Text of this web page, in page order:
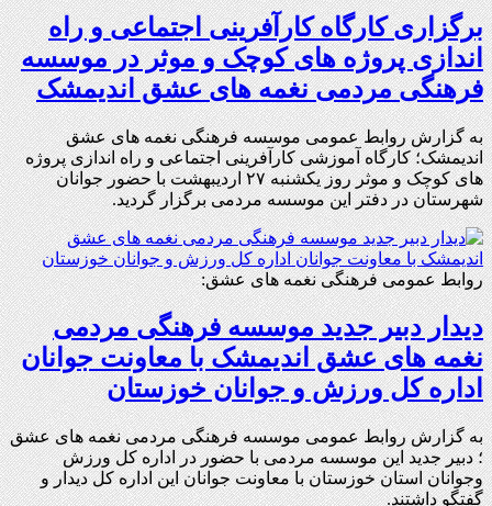
برگزاری کارگاه کارآفرینی اجتماعی و راه
اندازی پروژه های کوچک و موثر در موسسه
فرهنگی مردمی نغمه های عشق اندیمشک
به گزارش روابط عمومی موسسه فرهنگی نغمه های عشق
اندیمشک؛ کارگاه آموزشی کارآفرینی اجتماعی و راه اندازی پروژه
های کوچک و موثر روز یکشنبه ۲۷ اردیبهشت با حضور جوانان
شهرستان در دفتر این موسسه مردمی برگزار گردید.
روابط عمومی فرهنگی نغمه های عشق:
دیدار دبیر جدید موسسه فرهنگی مردمی
نغمه های عشق اندیمشک با معاونت جوانان
اداره کل ورزش و جوانان خوزستان
به گزارش روابط عمومی موسسه فرهنگی مردمی نغمه های عشق
؛ دبیر جدید این موسسه مردمی با حضور در اداره کل ورزش
وجوانان استان خوزستان با معاونت جوانان این اداره کل دیدار و
گفتگو داشتند.